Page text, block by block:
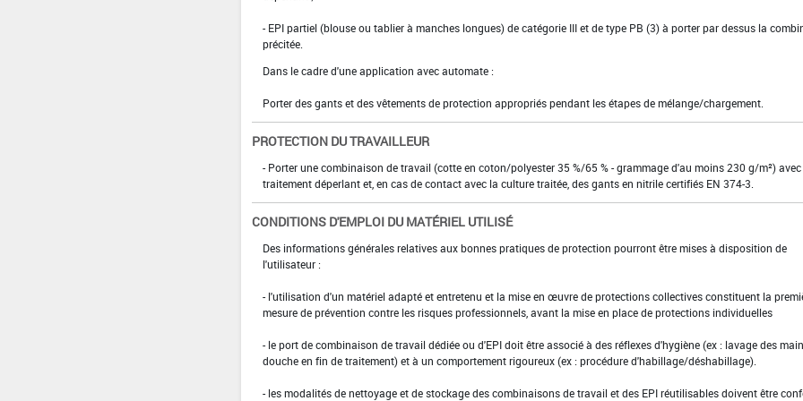
- EPI partiel (blouse ou tablier à manches longues) de catégorie III et de type PB (3) à porter par dessus la
précitée.
Dans le cadre d'une application avec automate :
Porter des gants et des vêtements de protection appropriés pendant les étapes de mélange/chargement.
PROTECTION DU TRAVAILLEUR
- Porter une combinaison de travail (cotte en coton/polyester 35 %/65 % - grammage d'au moins 230 g/m²) avec
traitement déperlant et, en cas de contact avec la culture traitée, des gants en nitrile certifiés EN 374-3.
CONDITIONS D'EMPLOI DU MATÉRIEL UTILISÉ
Des informations générales relatives aux bonnes pratiques de protection pourront être mises à disposition de
l'utilisateur :
- l'utilisation d'un matériel adapté et entretenu et la mise en œuvre de protections collectives constituent la
mesure de prévention contre les risques professionnels, avant la mise en place de protections individuelles
- le port de combinaison de travail dédiée ou d'EPI doit être associé à des réflexes d'hygiène (ex : lavage des
douche en fin de traitement) et à un comportement rigoureux (ex : procédure d'habillage/déshabillage).
- les modalités de nettoyage et de stockage des combinaisons de travail et des EPI réutilisables doivent être